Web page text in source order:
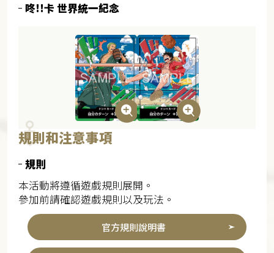
咚!!卡 世界統一紀念
規則和注意事項
規則
本活動將遵循遊戲規則展開。
參加前請確認遊戲規則以及玩法。
官方規則說明書